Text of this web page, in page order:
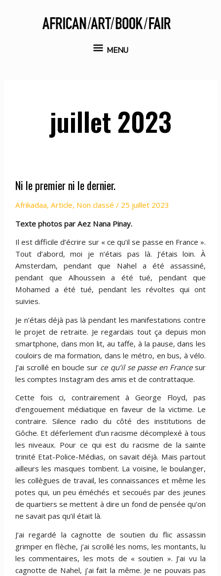
MENU
MENU
juillet 2023
Ni le premier ni le dernier.
Afrikadaa, Article, Non classé / 25 juillet 2023
Texte photos par Aez Nana Pinay.
Il est difficile d’écrire sur « ce qu’il se passe en France ».
Tout d’abord, moi je n’étais pas là. J’étais loin. À
Amsterdam, pendant que Nahel a été assassiné,
pendant que Alhoussein a été tué, pendant que
Mohamed a été tué, pendant les révoltes qui ont
suivies.
Je n’étais déjà pas là pendant les manifestations contre
le projet de retraite. Je regardais tout ça depuis mon
smartphone, dans mon lit, au taffe, à la pause, dans les
couloirs de ma formation, dans le métro, en bus, à vélo.
J’ai scrollé en boucle sur ce qu’il se passe en Francesur
les comptes Instagram des amis et de contrattaque.
Cette fois ci, contrairement à George Floyd, pas
d’engouement médiatique en faveur de la victime. Le
contraire. Silence radio du côté des institutions de
Gôche. Et déferlement d’un racisme décomplexé à tous
les niveaux. Pour ce qui est du racisme de la sainte
trinité Etat-Police-Médias, on savait déjà. Mais partout
ailleurs les masques tombent. La voisine, le boulanger,
les collègues de travail, les connaissances et même les
potes qui, un peu éméchés et secoués par des jeunes
de quartiers se mettent à dire un fond de pensée qu’on
ne savait pas qu’il était là.
J’ai regardé la cagnotte de soutien du flic assassin
grimper en flèche, j’ai scrollé les noms, les montants, lu
les commentaires, les mots de « soutien ». J’ai vu la
cagnotte de Nahel, j’ai fait la même. Je ne pouvais pas